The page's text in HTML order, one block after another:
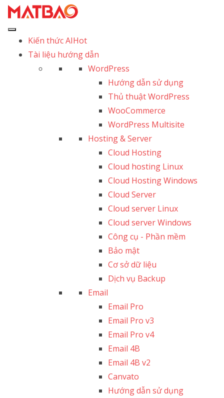
Kiến thức AIHot
Tài liệu hướng dẫn
WordPress
Hướng dẫn sử dụng
Thủ thuật WordPress
WooCommerce
WordPress Multisite
Hosting & Server
Cloud Hosting
Cloud hosting Linux
Cloud Hosting Windows
Cloud Server
Cloud server Linux
Cloud server Windows
Công cụ - Phần mềm
Bảo mật
Cơ sở dữ liệu
Dịch vụ Backup
Email
Email Pro
Email Pro v3
Email Pro v4
Email 4B
Email 4B v2
Canvato
Hướng dẫn sử dụng